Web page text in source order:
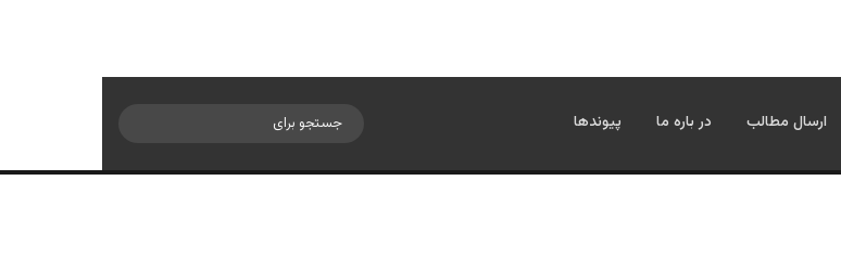
ارسال مطالب در باره ما پیوندها